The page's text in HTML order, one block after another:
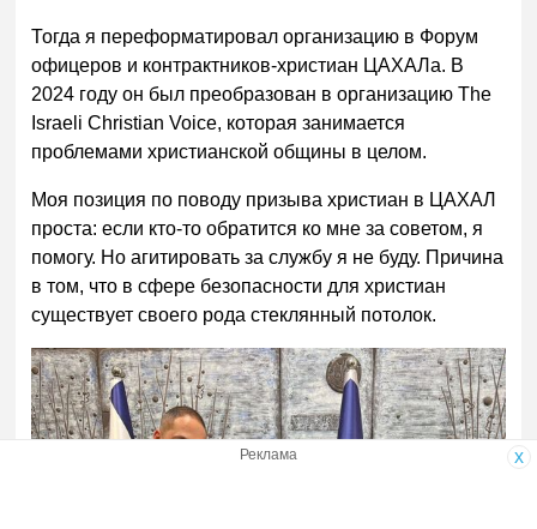
Тогда я переформатировал организацию в Форум
офицеров и контрактников-христиан ЦАХАЛа. В
2024 году он был преобразован в организацию The
Israeli Christian Voice, которая занимается
проблемами христианской общины в целом.
Моя позиция по поводу призыва христиан в ЦАХАЛ
проста: если кто-то обратится ко мне за советом, я
помогу. Но агитировать за службу я не буду. Причина
в том, что в сфере безопасности для христиан
существует своего рода стеклянный потолок.
x
Реклама